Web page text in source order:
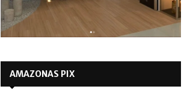
AMAZONAS PIX